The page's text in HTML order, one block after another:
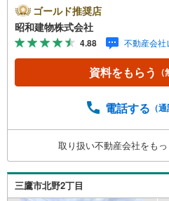
スペースあり。第一種低層
圏内。 ・・・地域密着昭
44年、地域密着の不動産
には、不安がつきもの。
ん地域密着だからこその
存在しません。唯一無二
す。 ご家族で楽しくご検
のでぜひ、お気軽にお問い合わせ
00 - 20:00
ゴールド推奨店
昭和建物株式会社
4.88 不動産会
資料をもらう
電話する （
取り扱い不動産会社をも
三鷹市北野2丁目